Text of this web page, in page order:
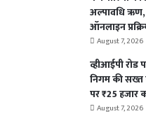
अल्पावधि ऋण,
ऑनलाइन
August 7, 2026
व्हीआईपी
निगम की सख्त
पर ₹25 हजार
August 7, 2026